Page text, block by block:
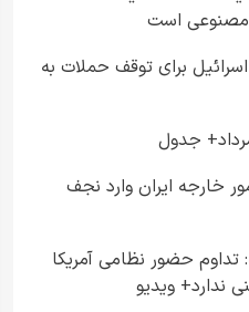
مصنوعی است
برای توقف حملات به
خارجه ایران وارد نجف
حضور نظامی آمریکا
ندارد+ ویدیو